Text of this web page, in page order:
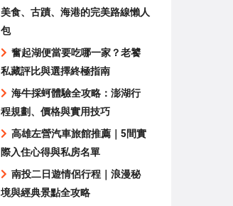
美食、古蹟、海港的完美路線懶人
包
奮起湖便當要吃哪一家？老饕
私藏評比與選擇終極指南
海牛採蚵體驗全攻略：澎湖行
程規劃、價格與實用技巧
高雄左營汽車旅館推薦｜5間實
際入住心得與私房名單
南投二日遊情侶行程｜浪漫秘
境與經典景點全攻略